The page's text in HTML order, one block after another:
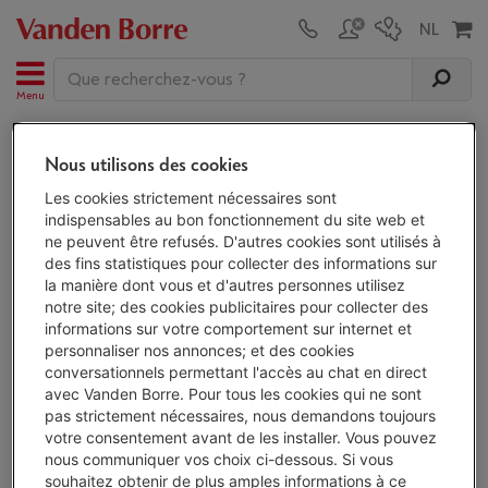
Menu
Lave-linge professionnels | Soldes 2026
Lessoldes seront de retour du 3 au 31 janvier 2027 : une
occasion à ne pas manquer pour profiter des meilleures
offres sur nos produits. En attendant, chez Vanden Borre,
vous bénéficiez toute l'année de notre garantie du prix le
plus bas : si vous trouvez votre appareil moins cher, ici ou
ailleurs, dans les 30 jours suivant votre achat, nous vous
remboursons la différence ! En savoir plus
Lave-linge professionnels
Nous utilisons des cookies
Les cookies strictement nécessaires sont
indispensables au bon fonctionnement du site web et
ne peuvent être refusés. D'autres cookies sont utilisés à
des fins statistiques pour collecter des informations sur
la manière dont vous et d'autres personnes utilisez
notre site; des cookies publicitaires pour collecter des
informations sur votre comportement sur internet et
personnaliser nos annonces; et des cookies
conversationnels permettant l'accès au chat en direct
avec Vanden Borre. Pour tous les cookies qui ne sont
pas strictement nécessaires, nous demandons toujours
votre consentement avant de les installer. Vous pouvez
nous communiquer vos choix ci-dessous. Si vous
souhaitez obtenir de plus amples informations à ce